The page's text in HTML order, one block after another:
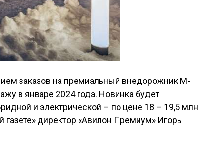
заказов на премиальный внедорожник M-
в январе 2024 года. Новинка будет
и электрической – по цене 18 – 19,5 млн
газете» директор «Авилон Премиум» Игорь